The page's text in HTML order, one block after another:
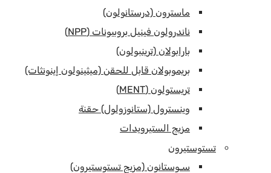
ماسترون (درستانولون)
ناندرولون فينيل بروبيونات (NPP)
بارابولان (ترينبولون)
بريموبولان قابل للحقن (ميثينولون إينونثات)
تريستولون (MENT)
وينسترول (ستانوزولول) حقنة
مزيج الستيرويدات
تستوستيرون
سـوستانون (مزيج تستوستيرون)